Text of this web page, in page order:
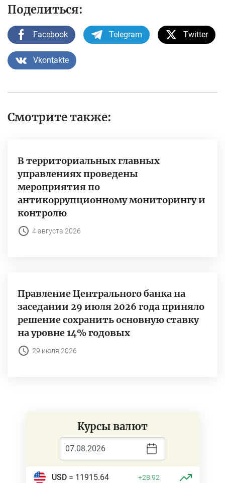
Поделиться:
Facebook Telegram Twitter
Vkontakte
Смотрите также:
В территориальных главных
управлениях проведены
мероприятия по
антикоррупционному мониторингу и
контролю
4 августа 2026
Правление Центрального банка на
заседании 29 июля 2026 года приняло
решение сохранить основную ставку
на уровне 14% годовых
29 июля 2026
Курсы валют
USD= 11915.64 +28.92